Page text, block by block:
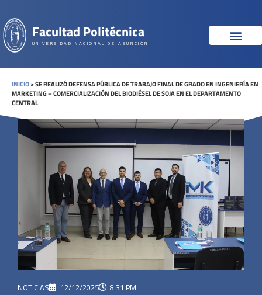
Facultad Politécnica
UNIVERSIDAD NACIONAL DE ASUNCIÓN
INICIO>SE REALIZÓ DEFENSA PÚBLICA DE TRABAJO FINAL DE GRADO EN INGENIERÍA EN
MARKETING – COMERCIALIZACIÓN DEL BIODIÉSEL DE SOJA EN EL DEPARTAMENTO
CENTRAL
NOTICIAS 12/12/2025 8:31 PM